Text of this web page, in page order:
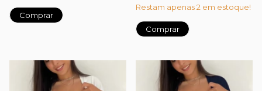
Comprar
Restam apenas2 em estoque!
Comprar